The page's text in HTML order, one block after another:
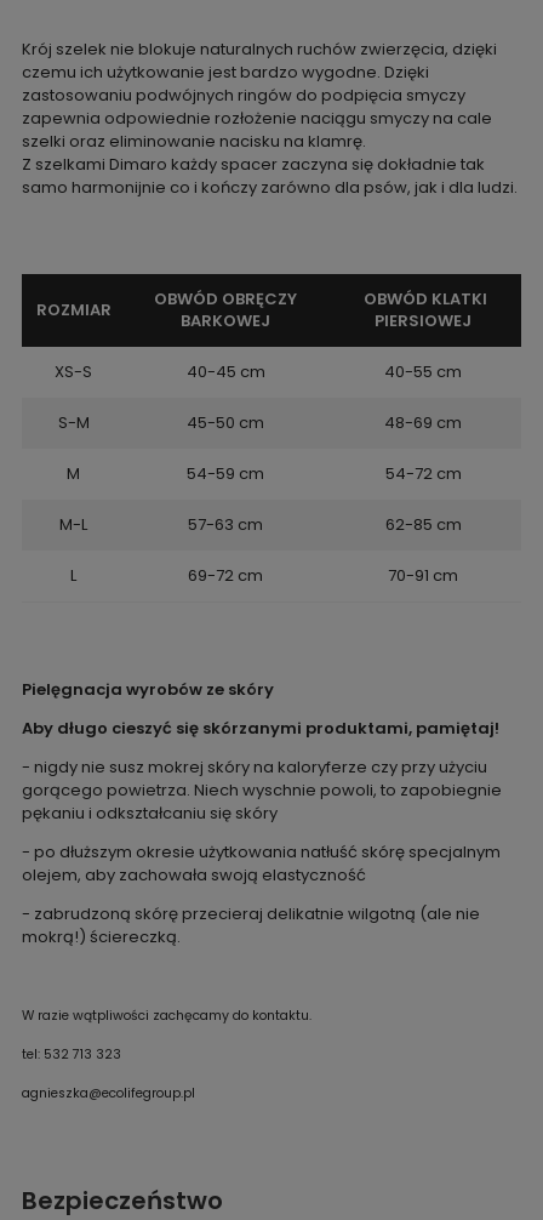
Krój szelek nie blokuje naturalnych ruchów zwierzęcia, dzięki
czemu ich użytkowanie jest bardzo wygodne. Dzięki
zastosowaniu podwójnych ringów do podpięcia smyczy
zapewnia odpowiednie rozłożenie naciągu smyczy na cale
szelki oraz eliminowanie nacisku na klamrę.
Z szelkami Dimaro każdy spacer zaczyna się dokładnie tak
samo harmonijnie co i kończy zarówno dla psów, jak i dla ludzi.
ROZMIAR
OBWÓD OBRĘCZY
BARKOWEJ
OBWÓD KLATKI
PIERSIOWEJ
XS-S 40-45 cm 40-55 cm
S-M 45-50 cm 48-69 cm
M 54-59 cm 54-72 cm
M-L 57-63 cm 62-85 cm
L 69-72 cm 70-91 cm
Pielęgnacja wyrobów ze skóry
Aby długo cieszyć się skórzanymi produktami, pamiętaj!
- nigdy nie susz mokrej skóry na kaloryferze czy przy użyciu
gorącego powietrza. Niech wyschnie powoli, to zapobiegnie
pękaniu i odkształcaniu się skóry
- po dłuższym okresie użytkowania natłuść skórę specjalnym
olejem, aby zachowała swoją elastyczność
- zabrudzoną skórę przecieraj delikatnie wilgotną (ale nie
mokrą!) ściereczką.
W razie wątpliwości zachęcamy do kontaktu.
tel: 532 713 323
agnieszka@ecolifegroup.pl
Bezpieczeństwo